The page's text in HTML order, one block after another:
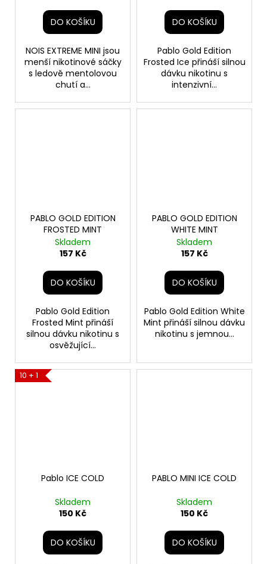
DO KOŠÍKU
NOIS EXTREME MINI jsou
menší nikotinové sáčky
s ledově mentolovou
chutí a...
DO KOŠÍKU
Pablo Gold Edition
Frosted Ice přináší silnou
dávku nikotinu s
intenzivní...
PABLO GOLD EDITION
FROSTED MINT
Skladem
157 Kč
DO KOŠÍKU
Pablo Gold Edition
Frosted Mint přináší
silnou dávku nikotinu s
osvěžující...
PABLO GOLD EDITION
WHITE MINT
Skladem
157 Kč
DO KOŠÍKU
Pablo Gold Edition White
Mint přináší silnou dávku
nikotinu s jemnou...
10 + 1
Pablo ICE COLD
Skladem
150 Kč
DO KOŠÍKU
PABLO MINI ICE COLD
Skladem
150 Kč
DO KOŠÍKU